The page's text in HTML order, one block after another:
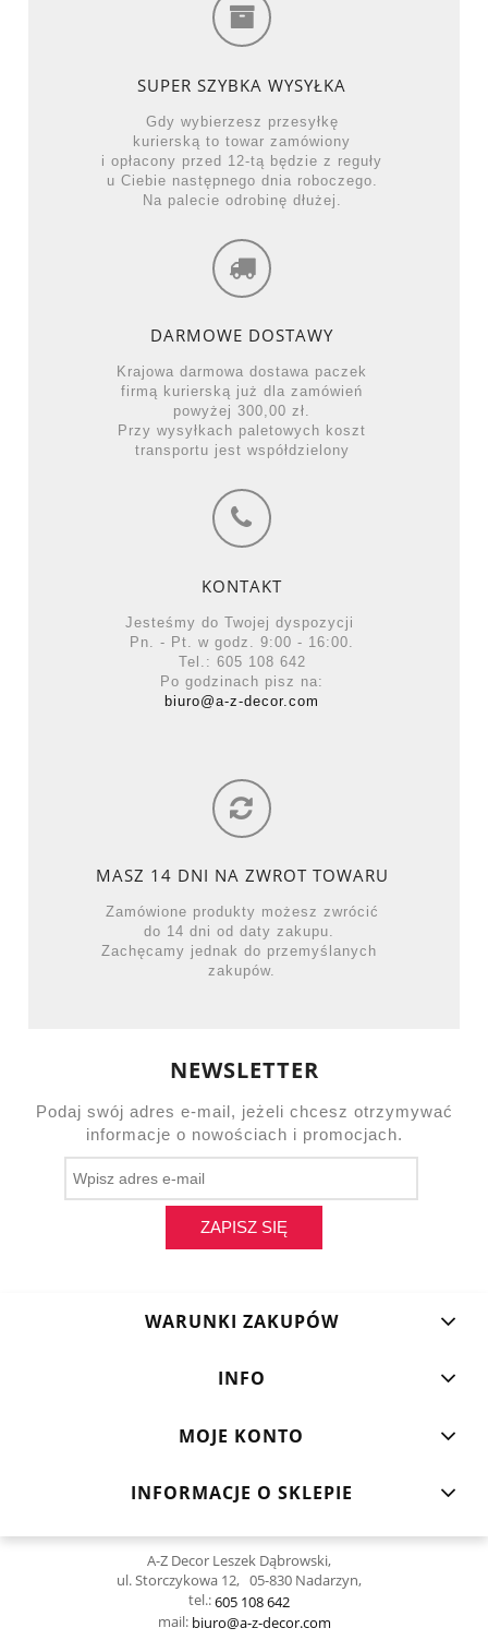
SUPER SZYBKA WYSYŁKA
Gdy wybierzesz przesyłkę
kurierską to towar zamówiony
i opłacony przed 12-tą będzie z reguły
u Ciebie następnego dnia roboczego.
Na palecie odrobinę dłużej.
DARMOWE DOSTAWY
Krajowa darmowa dostawa paczek
firmą kurierską już dla zamówień
powyżej 300,00 zł.
Przy wysyłkach paletowych koszt
transportu jest współdzielony
KONTAKT
Jesteśmy do Twojej dyspozycji
Pn. - Pt. w godz. 9:00 - 16:00.
Tel.: 605 108 642
Po godzinach pisz na:
biuro@a-z-decor.com
MASZ 14 DNI NA ZWROT TOWARU
Zamówione produkty możesz zwrócić
do 14 dni od daty zakupu.
Zachęcamy jednak do przemyślanych
zakupów.
NEWSLETTER
Podaj swój adres e-mail, jeżeli chcesz otrzymywać
informacje o nowościach i promocjach.
ZAPISZ SIĘ
WARUNKI ZAKUPÓW
INFO
MOJE KONTO
INFORMACJE O SKLEPIE
A-Z Decor Leszek Dąbrowski,
ul. Storczykowa 12, 05-830 Nadarzyn,
tel.:605 108 642
mail: biuro@a-z-decor.com